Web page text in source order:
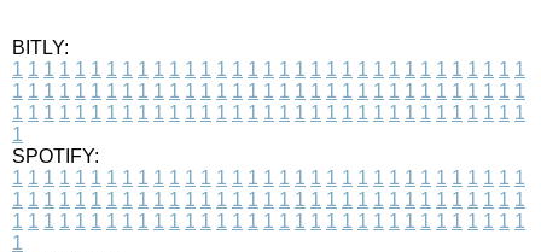
BITLY:
1 1 1 1 1 1 1 1 1 1 1 1 1 1 1 1 1 1 1 1 1 1 1 1 1 1 1 1 1 1 1 1 1
1 1 1 1 1 1 1 1 1 1 1 1 1 1 1 1 1 1 1 1 1 1 1 1 1 1 1 1 1 1 1 1 1
1 1 1 1 1 1 1 1 1 1 1 1 1 1 1 1 1 1 1 1 1 1 1 1 1 1 1 1 1 1 1 1 1
1
SPOTIFY:
1 1 1 1 1 1 1 1 1 1 1 1 1 1 1 1 1 1 1 1 1 1 1 1 1 1 1 1 1 1 1 1 1
1 1 1 1 1 1 1 1 1 1 1 1 1 1 1 1 1 1 1 1 1 1 1 1 1 1 1 1 1 1 1 1 1
1 1 1 1 1 1 1 1 1 1 1 1 1 1 1 1 1 1 1 1 1 1 1 1 1 1 1 1 1 1 1 1 1
1